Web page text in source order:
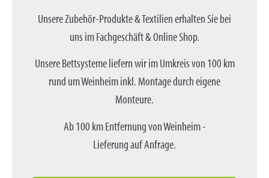
Unsere Zubehör-Produkte & Textilien erhalten Sie bei
uns im Fachgeschäft & Online Shop.
Unsere Bettsysteme liefern wir im Umkreis von 100 km
rund um Weinheim inkl. Montage durch eigene
Monteure.
Ab 100 km Entfernung von Weinheim -
Lieferung auf Anfrage.